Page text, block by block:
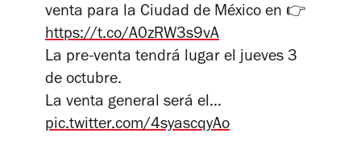
venta para la Ciudad de México en 👉
https://t.co/A0zRW3s9vA
La pre-venta tendrá lugar el jueves 3
de octubre.
La venta general será el…
pic.twitter.com/4syascqyAo